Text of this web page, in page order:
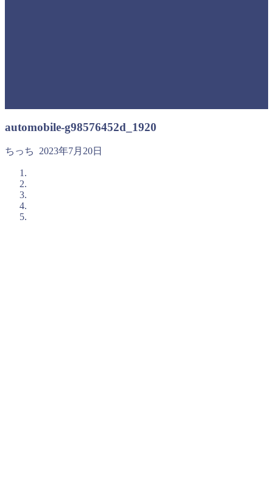
automobile-g98576452d_1920
ちっち 2023年7月20日